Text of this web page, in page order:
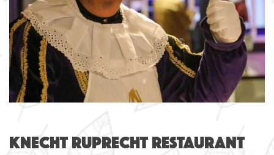
Knecht Ruprecht Restaurant